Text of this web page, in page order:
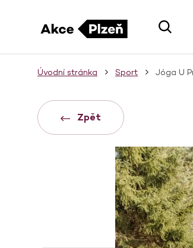
Úvodní stránka Sport Jóga U
Zpět